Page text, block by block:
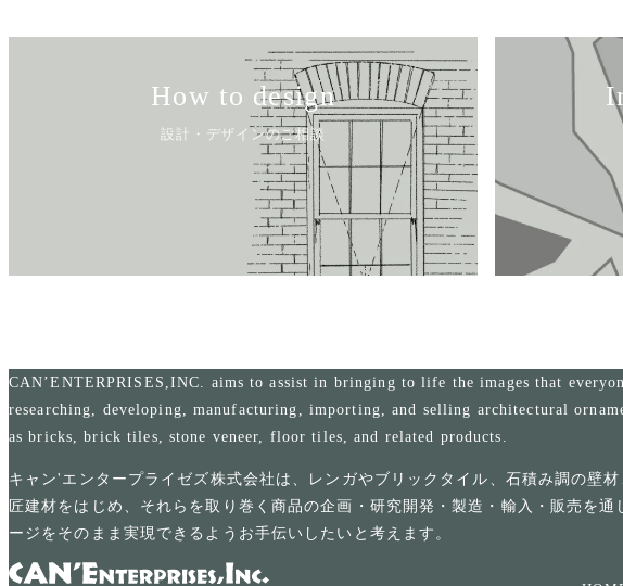
How to design
設計・デザインのご相談
CAN’ENTERPRISES,INC. aims to assist in bringing to life the images that
researching, developing, manufacturing, importing, and selling architectural
as bricks, brick tiles, stone veneer, floor tiles, and related products.
キャン'エンタープライゼズ株式会社は、レンガやブリックタイル、石積み調の壁
匠建材をはじめ、それらを取り巻く商品の企画・研究開発・製造・輸入・販売を通
ージをそのまま実現できるようお手伝いしたいと考えます。